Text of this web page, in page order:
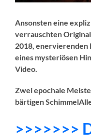
Ansonsten eine
verrauschten
2018, enervierenden
eines mysteriösen
Video.
Zwei epochale
bärtigen
>>>>>>>